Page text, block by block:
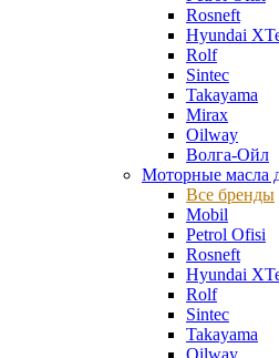
Rosneft
Hyundai
Rolf
Sintec
Takayama
Mirax
Oilway
Волга-Ойл
Моторные масла
Все бренды
Mobil
Petrol Ofisi
Rosneft
Hyundai
Rolf
Sintec
Takayama
Oilway